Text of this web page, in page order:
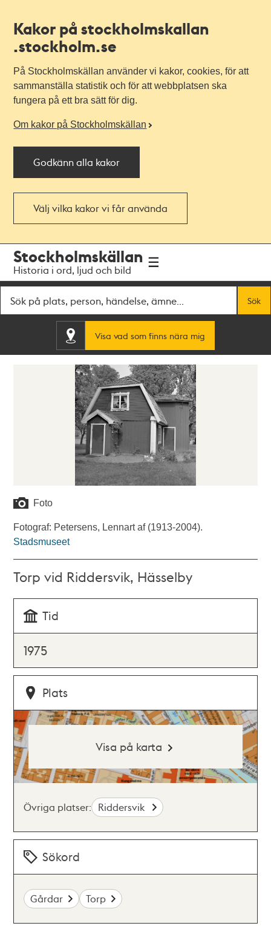
Kakor på stockholmskallan
.stockholm.se
På Stockholmskällan använder vi kakor, cookies, för att
sammanställa statistik och för att webbplatsen ska
fungera på ett bra sätt för dig.
Om kakor på Stockholmskällan
Godkänn alla kakor
Välj vilka kakor vi får använda
navigationen
huvudinnehållet
Stockholmskällan
Historia i ord, ljud och bild
Sök
Visa vad som finns nära mig
Foto
Fotograf: Petersens, Lennart af (1913-2004).
Stadsmuseet
Torp vid Riddersvik, Hässelby
Tid
1975
Plats
Visa på karta
Övriga platser: Riddersvik
Sökord
Gårdar Torp